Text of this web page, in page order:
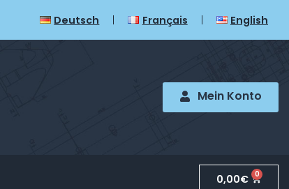
Deutsch Français English
Mein Konto
0,00€ 0